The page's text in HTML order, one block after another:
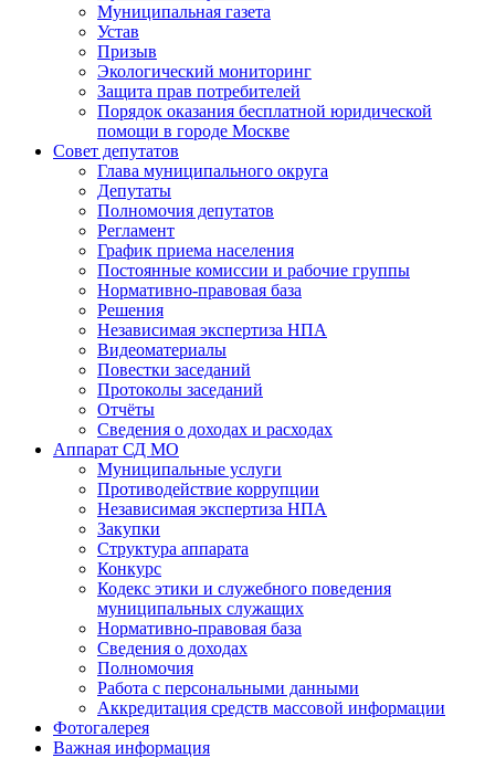
Муниципальная газета
Устав
Призыв
Экологический мониторинг
Защита прав потребителей
Порядок оказания бесплатной юридической
помощи в городе Москве
Совет депутатов
Глава муниципального округа
Депутаты
Полномочия депутатов
Регламент
График приема населения
Постоянные комиссии и рабочие группы
Нормативно-правовая база
Решения
Независимая экспертиза НПА
Видеоматериалы
Повестки заседаний
Протоколы заседаний
Отчёты
Сведения о доходах и расходах
Аппарат СД МО
Муниципальные услуги
Противодействие коррупции
Независимая экспертиза НПА
Закупки
Структура аппарата
Конкурс
Кодекс этики и служебного поведения
муниципальных служащих
Нормативно-правовая база
Сведения о доходах
Полномочия
Работа с персональными данными
Аккредитация средств массовой информации
Фотогалерея
Важная информация